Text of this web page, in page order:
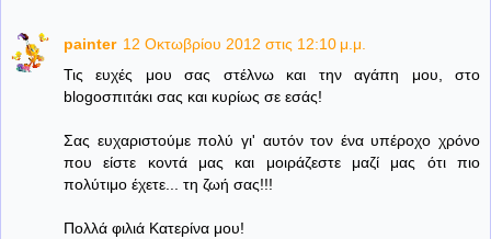
painter 12 Οκτωβρίου 2012 στις 12:10 μ.μ.
Τις ευχές μου σας στέλνω και την αγάπη μου, στο
blogοσπιτάκι σας και κυρίως σε εσάς!
Σας ευχαριστούμε πολύ γι' αυτόν τον ένα υπέροχο χρόνο
που είστε κοντά μας και μοιράζεστε μαζί μας ότι πιο
πολύτιμο έχετε... τη ζωή σας!!!
Πολλά φιλιά Κατερίνα μου!